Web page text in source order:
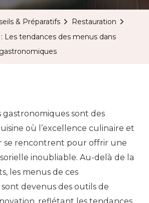
& Préparatifs
Restauration
: Les tendances des menus dans
gastronomiques sont des
où l’excellence culinaire et
se rencontrent pour offrir une
inoubliable. Au-delà de la
les menus de ces
devenus des outils de
reflétant les tendances